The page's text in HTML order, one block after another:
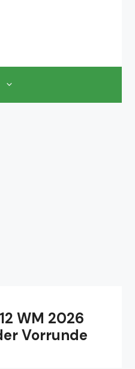
WM 2026
Vorrunde